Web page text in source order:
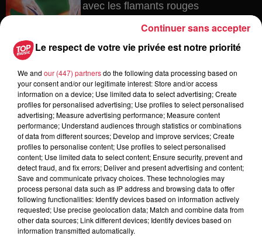
avec les flamants rouges
Les dernières infos sur la venue du
pape à Metz en septembre
5 août 2026
Europa-Park : des précisons sur
l’après Euro-Mir
Le respect de votre vie privée est notre priorité
We and our (447) partnersdo the following data processing based on
your consent and/or our legitimate interest: Store and/or access
information on a device; Use limited data to select advertising; Create
profiles for personalised advertising; Use profiles to select personalised
advertising; Measure advertising performance; Measure content
performance; Understand audiences through statistics or combinations
of data from different sources; Develop and improve services; Create
profiles to personalise content; Use profiles to select personalised
content; Use limited data to select content; Ensure security, prevent and
detect fraud, and fix errors; Deliver and present advertising and content;
Save and communicate privacy choices. These technologies may
process personal data such as IP address and browsing data to offer
following functionalities: Identify devices based on information actively
requested; Use precise geolocation data; Match and combine data from
other data sources; Link different devices; Identify devices based on
information transmitted automatically.
Continuer sans accepter